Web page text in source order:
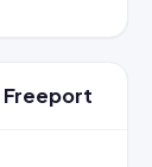
Freeport